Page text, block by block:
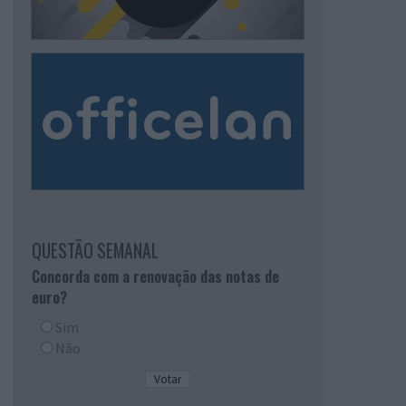
QUESTÃO SEMANAL
Concorda com a renovação das notas de
euro?
Sim
Não